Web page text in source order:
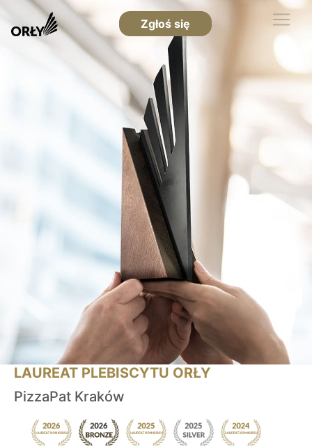
Zgłoś się
LAUREAT PLEBISCYTU ORŁY
PizzaPat Kraków